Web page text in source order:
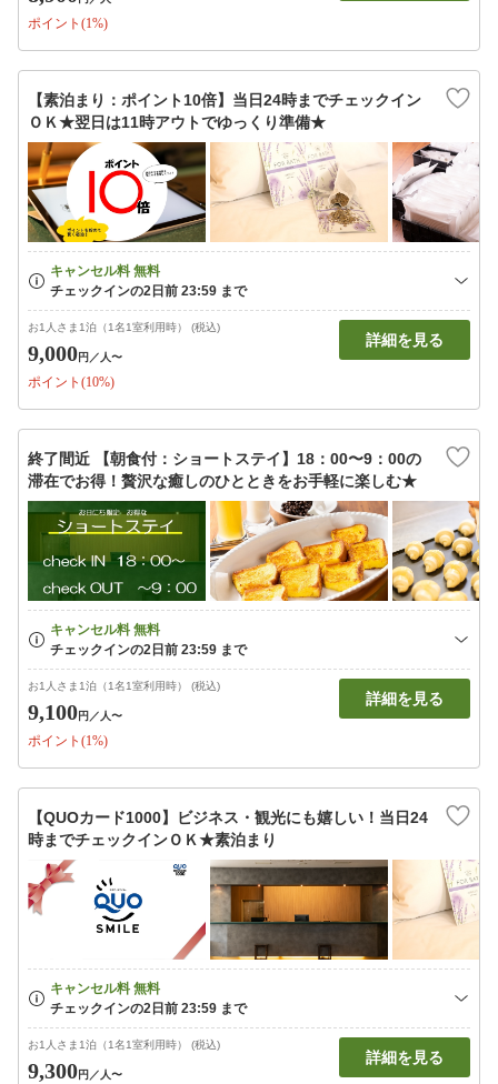
ポイント(1%)
【素泊まり：ポイント10倍】当日24時までチェックイン
ＯＫ★翌日は11時アウトでゆっくり準備★
お1人さま1泊（1名1室利用時） (税込)
9,000円 ／人〜
ポイント(10%)
詳細を見る
終了間近 【朝食付：ショートステイ】18：00〜9：00の
滞在でお得！贅沢な癒しのひとときをお手軽に楽しむ★
お1人さま1泊（1名1室利用時） (税込)
9,100円 ／人〜
ポイント(1%)
詳細を見る
【QUOカード1000】ビジネス・観光にも嬉しい！当日24
時までチェックインＯＫ★素泊まり
お1人さま1泊（1名1室利用時） (税込)
9,300円 ／人〜
詳細を見る